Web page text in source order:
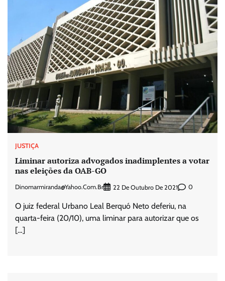
JUSTIÇA
Liminar autoriza advogados inadimplentes a votar
nas eleições da OAB-GO
Dinomarmiranda@yahoo.com.br 22 De Outubro De 2021 0
O juiz federal Urbano Leal Berquó Neto deferiu, na
quarta-feira (20/10), uma liminar para autorizar que os
[…]